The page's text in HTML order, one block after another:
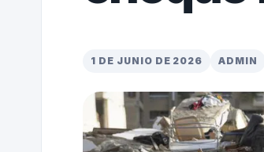
1 DE JUNIO DE 2026 ADMIN